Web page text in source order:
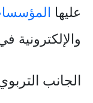
عليها
الجانب